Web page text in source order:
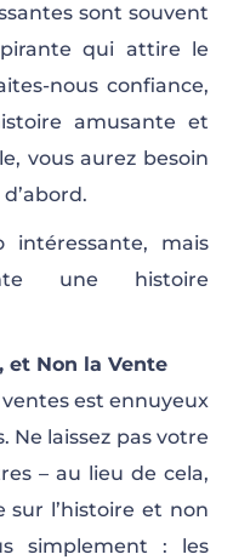
sont souvent
qui attire le
nous confiance,
amusante et
vous aurez besoin
intéressante, mais
une histoire
et Non la Vente
est ennuyeux
Ne laissez pas votre
– au lieu de cela,
l’histoire et non
simplement : les